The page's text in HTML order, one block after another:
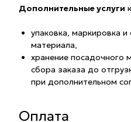
Дополнительные услуги
упаковка, маркировка
материала,
хранение посадочного
сбора заказа до
при дополнительном
Оплата